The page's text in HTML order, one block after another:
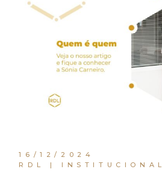
16/12/2024
RDL | INSTITUCIONAL